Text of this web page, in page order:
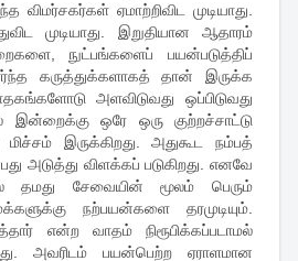
ஏமாற்றிவிட முடியாது.
முடியாது. இறுதியான ஆதாரம்
நுட்பங்களைப் பயன்படுத்திப்
கருத்துக்களாகத் தான் இருக்க
அளவிடுவது ஒப்பிடுவது
ஒரே ஒரு குற்றச்சாட்டு
மிச்சம் இருக்கிறது. அதுகூட நம்பத்
அடுத்து விளக்கப் படுகிறது. எனவே
தமது சேவையின் மூலம் பெரும்
நற்பயன்களை தரமுடியும்.
என்ற வாதம் நிரூபிக்கப்படாமல்
அவரிடம் பயன்பெற்ற ஏராளமான